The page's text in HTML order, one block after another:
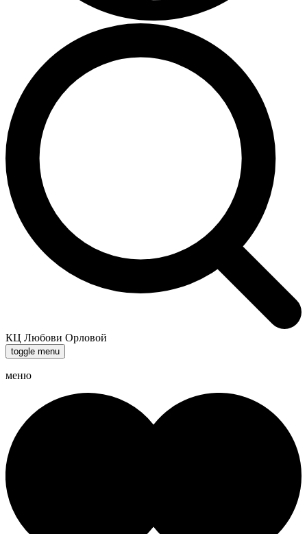
КЦ Любови Орловой
toggle menu
меню